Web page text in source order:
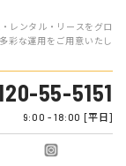
レンタル・リースをグロ
彩な運用をご用意いたし
55-5151
9:00 - 18:00 [平日]